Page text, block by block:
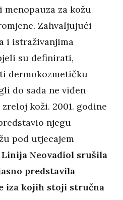
za kožu
Zahvaljujući
i istraživanjima
su definirati,
dermokozmetičku
do sada ne viđen
koži. 2001. godine
njegu
pod utjecajem
Linija Neovadiol srušila
predstavila
iza kojih stoji stručna